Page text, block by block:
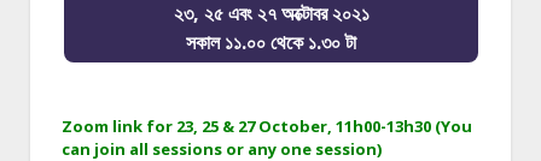
২৩, ২৫ এবং ২৭ অক্টোবর ২০২১
সকাল ১১.০০ থেকে ১.৩০ টা
Zoom link for 23, 25 & 27 October, 11h00-13h30 (You
can join all sessions or any one session)